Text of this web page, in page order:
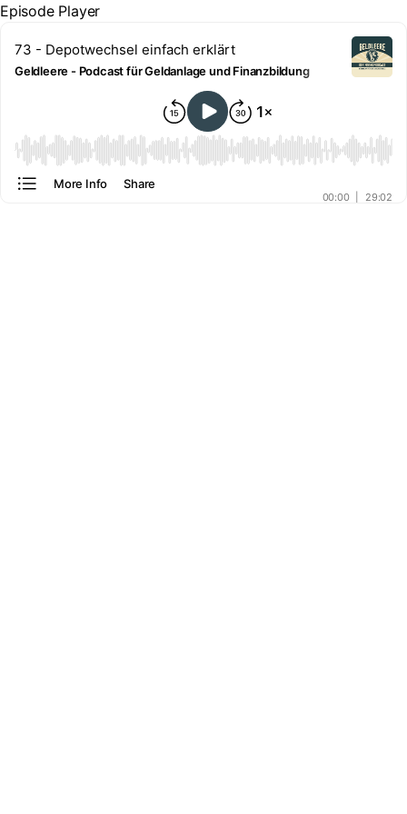
Episode Player
73 - Depotwechsel einfach erklärt
Geldleere - Podcast für Geldanlage und Finanzbildung
00:00
00:00 29:02
More Info Share